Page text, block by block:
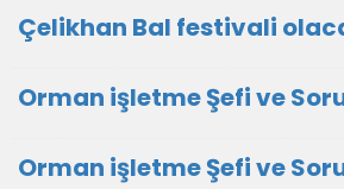
Çelikhan Bal festivali
Orman işletme Şefi ve
Orman işletme Şefi ve